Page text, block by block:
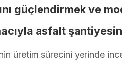
güçlendirmek ve
asfalt
üretim sürecini yerinde